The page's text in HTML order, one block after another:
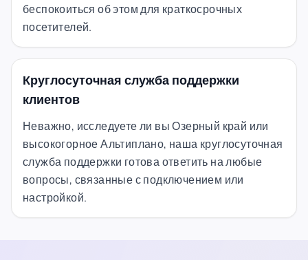
беспокоиться об этом для краткосрочных
посетителей.
Круглосуточная служба поддержки
клиентов
Неважно, исследуете ли вы Озерный край или
высокогорное Альтиплано, наша круглосуточная
служба поддержки готова ответить на любые
вопросы, связанные с подключением или
настройкой.